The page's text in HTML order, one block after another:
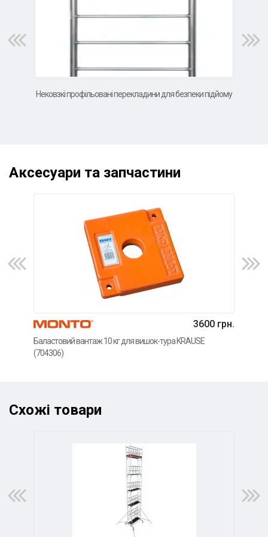
Нековзкі профільовані перекладини для безпеки підйому
Аксесуари та запчастини
3600 грн.
Баластовий вантаж 10 кг для вишок-тура KRAUSE
(704306)
Схожі товари